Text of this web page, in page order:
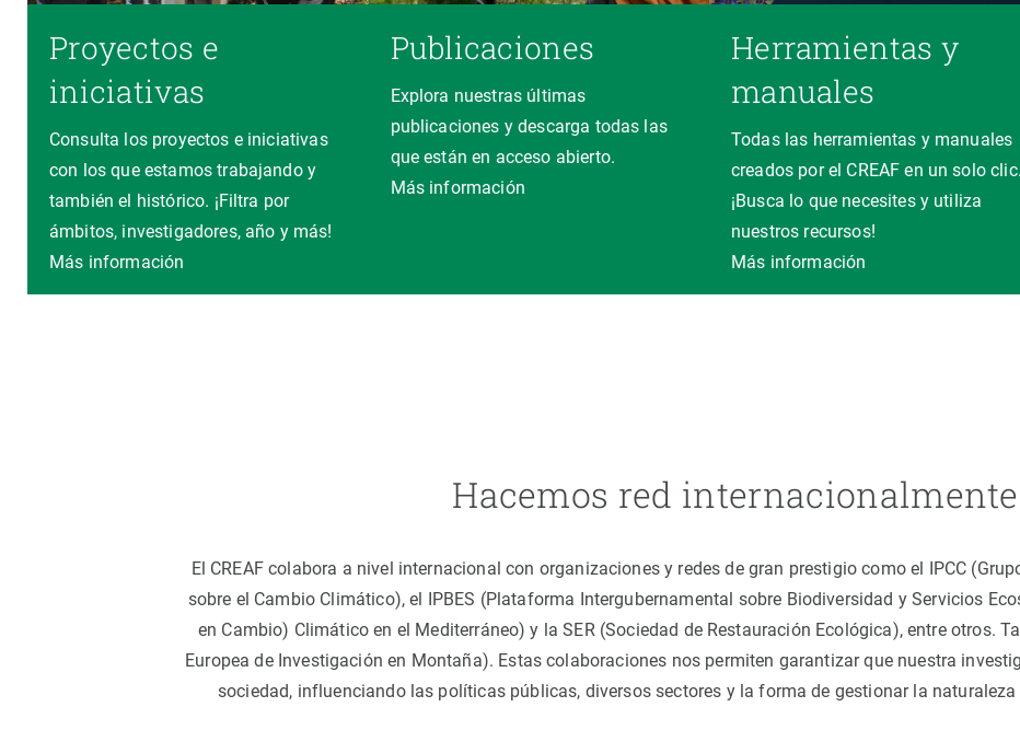
Proyectos e
iniciativas
Consulta los proyectos e iniciativas
con los que estamos trabajando y
también el histórico. ¡Filtra por
ámbitos, investigadores, año y más!
Más información
Publicaciones
Explora nuestras últimas
publicaciones y descarga todas las
que están en acceso abierto.
Más información
Herramientas y
manuales
Todas las herramientas y manuales
creados por el CREAF en un solo clic.
¡Busca lo que necesites y utiliza
nuestros recursos!
Más información
Hacemos red internacionalmente
El CREAF colabora a nivel internacional con organizaciones y redes de gran prestigio como el IPCC
sobre el Cambio Climático), el IPBES (Plataforma Intergubernamental sobre Biodiversidad y Servicios
en Cambio) Climático en el Mediterráneo) y la SER (Sociedad de Restauración Ecológica), entre otros.
Europea de Investigación en Montaña). Estas colaboraciones nos permiten garantizar que nuestra
sociedad, influenciando las políticas públicas, diversos sectores y la forma de gestionar la